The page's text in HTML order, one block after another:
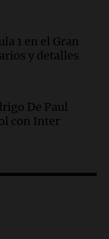
su peña
Mendoza:
tras caída de
un muerto
1 en el Gran
y detalles
De Paul
con Inter